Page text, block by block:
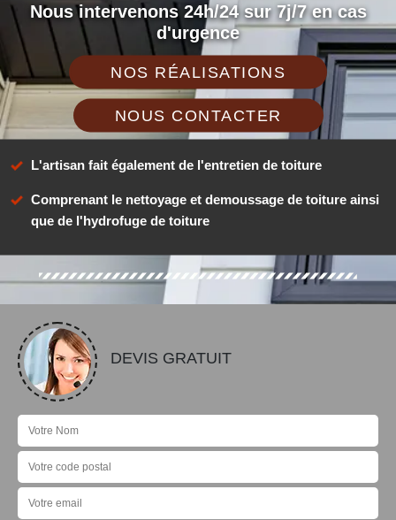
Nous intervenons 24h/24 sur 7j/7 en cas
d'urgence
NOS RÉALISATIONS
NOUS CONTACTER
L'artisan fait également de l'entretien de toiture
Comprenant le nettoyage et demoussage de toiture ainsi
que de l'hydrofuge de toiture
DEVIS GRATUIT